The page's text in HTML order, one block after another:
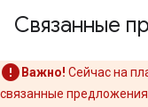
Связанные
Важно! Сейчас на
связанные